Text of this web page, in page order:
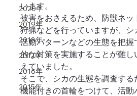
2020年
2019年
2018年
2017年
2016年
2015年
います。
被害をおさえるため、防獣ネ
狩猟などを行っていますが、
活動パターンなどの生態を把
的な対策を実施することが難
えていました。
そこで、シカの生態を調査する
機能付きの首輪をつけて、活動